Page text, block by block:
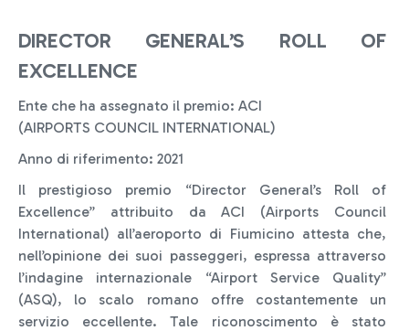
DIRECTOR GENERAL’S ROLL OF
EXCELLENCE
Ente che ha assegnato il premio: ACI
(AIRPORTS COUNCIL INTERNATIONAL)
Anno di riferimento: 2021
Il prestigioso premio “Director General’s Roll of
Excellence” attribuito da ACI (Airports Council
International) all’aeroporto di Fiumicino attesta che,
nell’opinione dei suoi passeggeri, espressa attraverso
l’indagine internazionale “Airport Service Quality”
(ASQ), lo scalo romano offre costantemente un
servizio eccellente. Tale riconoscimento è stato